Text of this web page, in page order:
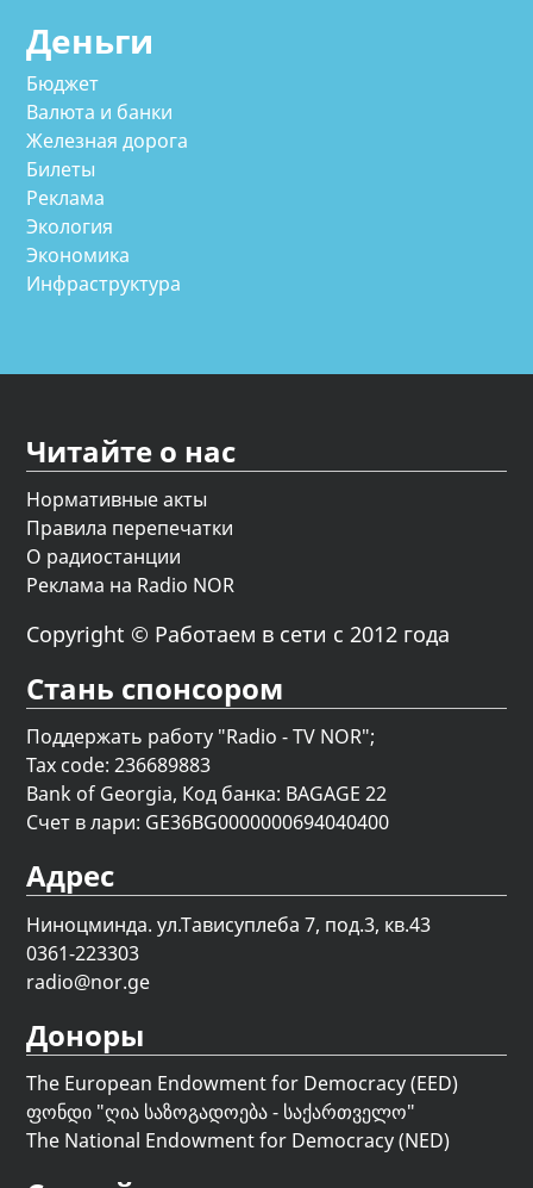
Деньги
Бюджет
Валюта и банки
Железная дорога
Билеты
Реклама
Экология
Экономика
Инфраструктура
Читайте о нас
Нормативные акты
Правила перепечатки
О радиостанции
Реклама на Radio NOR
Copyright © Работаем в сети с 2012 года
Стань спонсором
Поддержать работу "Radio - TV NOR";
Tax code: 236689883
Bank of Georgia, Код банка: BAGAGE 22
Счет в лари: GE36BG0000000694040400
Адрес
Ниноцминда. ул.Тависуплеба 7, под.3, кв.43
0361-223303
radio@nor.ge
Доноры
The European Endowment for Democracy (EED)
ფონდი "ღია საზოგადოება - საქართველო"
The National Endowment for Democracy (NED)